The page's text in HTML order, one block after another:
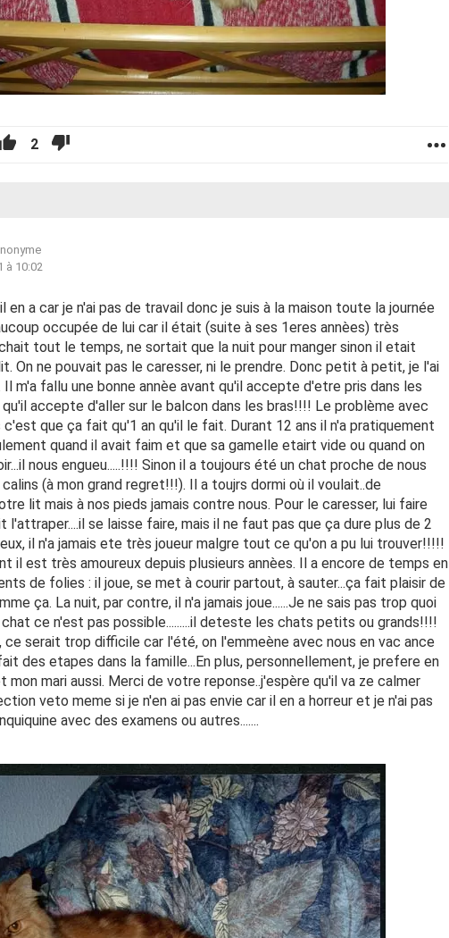
2
à 10:02
en a car je n'ai pas de travail donc je suis à la maison toute la journée
occupée de lui car il était (suite à ses 1eres annèes) très
tout le temps, ne sortait que la nuit pour manger sinon il etait
On ne pouvait pas le caresser, ni le prendre. Donc petit à petit, je l'ai
m'a fallu une bonne annèe avant qu'il accepte d'etre pris dans les
qu'il accepte d'aller sur le balcon dans les bras!!!! Le problème avec
que ça fait qu'1 an qu'il le fait. Durant 12 ans il n'a pratiquement
quand il avait faim et que sa gamelle etairt vide ou quand on
nous engueu.....!!!! Sinon il a toujours été un chat proche de nous
(à mon grand regret!!!). Il a toujrs dormi où il voulait..de
lit mais à nos pieds jamais contre nous. Pour le caresser, lui faire
l'attraper....il se laisse faire, mais il ne faut pas que ça dure plus de 2
il n'a jamais ete très joueur malgre tout ce qu'on a pu lui trouver!!!!!
il est très amoureux depuis plusieurs annèes. Il a encore de temps en
de folies : il joue, se met à courir partout, à sauter...ça fait plaisir de
ça. La nuit, par contre, il n'a jamais joue......Je ne sais pas trop quoi
chat ce n'est pas possible.........il deteste les chats petits ou grands!!!!
ce serait trop difficile car l'été, on l'emmeène avec nous en vac ance
des etapes dans la famille...En plus, personnellement, je prefere en
mon mari aussi. Merci de votre reponse..j'espère qu'il va ze calmer
veto meme si je n'en ai pas envie car il en a horreur et je n'ai pas
avec des examens ou autres.......